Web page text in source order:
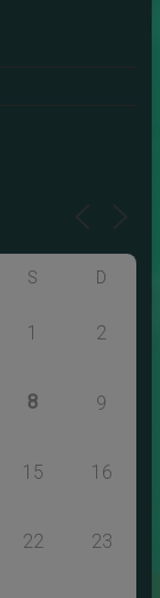
S D
1 2
8 9
15 16
22 23